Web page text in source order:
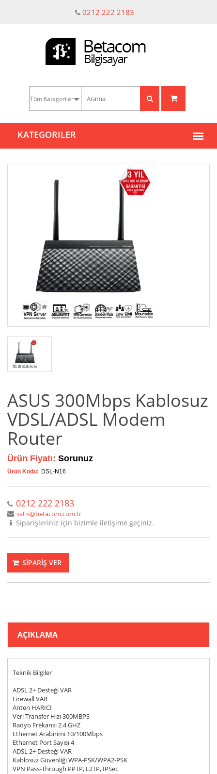
0212 222 2183
ASUS 300Mbps Kablosuz
VDSL/ADSL Modem
Router
Ürün Fiyatı: Sorunuz
Ürün Kodu: DSL-N16
0212 222 2183
satis@betacom.com.tr
Siparişleriniz için bizimle iletişime geçiniz.
SİPARİŞ VER
AÇIKLAMA
Teknik Bilgiler
ADSL 2+ Desteği VAR
Firewall VAR
Anten HARICI
Veri Transfer Hızı 300MBPS
Radyo Frekansı 2.4 GHZ
Ethernet Arabirimi 10/100Mbps
Ethernet Port Sayısı 4
ADSL 2+ Desteği VAR
Kablosuz Güvenliği WPA-PSK/WPA2-PSK
VPN Pass-Through PPTP, L2TP, IPSec